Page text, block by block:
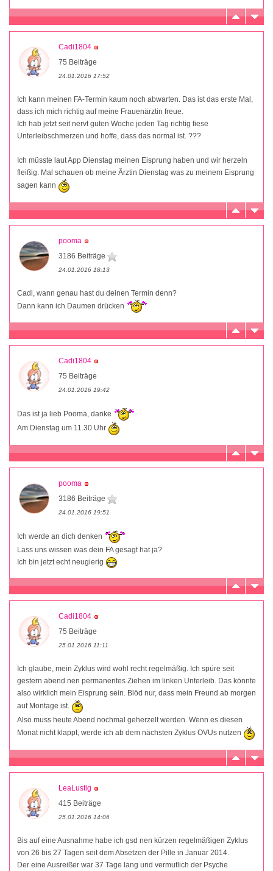
Cadi1804
75 Beiträge
24.01.2016 17:52
Ich kann meinen FA-Termin kaum noch abwarten. Das ist das erste Mal,
dass ich mich richtig auf meine Frauenärztin freue.
Ich hab jetzt seit nervt guten Woche jeden Tag richtig fiese
Unterleibschmerzen und hoffe, dass das normal ist. ???
Ich müsste laut App Dienstag meinen Eisprung haben und wir herzeln
fleißig. Mal schauen ob meine Ärztin Dienstag was zu meinem Eisprung
sagen kann
pooma
3186 Beiträge
24.01.2016 18:13
Cadi, wann genau hast du deinen Termin denn?
Dann kann ich Daumen drücken
Cadi1804
75 Beiträge
24.01.2016 19:42
Das ist ja lieb Pooma, danke
Am Dienstag um 11.30 Uhr
pooma
3186 Beiträge
24.01.2016 19:51
Ich werde an dich denken
Lass uns wissen was dein FA gesagt hat ja?
Ich bin jetzt echt neugierig
Cadi1804
75 Beiträge
25.01.2016 11:11
Ich glaube, mein Zyklus wird wohl recht regelmäßig. Ich spüre seit
gestern abend nen permanentes Ziehen im linken Unterleib. Das könnte
also wirklich mein Eisprung sein. Blöd nur, dass mein Freund ab morgen
auf Montage ist.
Also muss heute Abend nochmal geherzelt werden. Wenn es diesen
Monat nicht klappt, werde ich ab dem nächsten Zyklus OVUs nutzen
LeaLustig
415 Beiträge
25.01.2016 14:06
Bis auf eine Ausnahme habe ich gsd nen kürzen regelmäßigen Zyklus
von 26 bis 27 Tagen seit dem Absetzen der Pille in Januar 2014.
Der eine Ausreißer war 37 Tage lang und vermutlich der Psyche